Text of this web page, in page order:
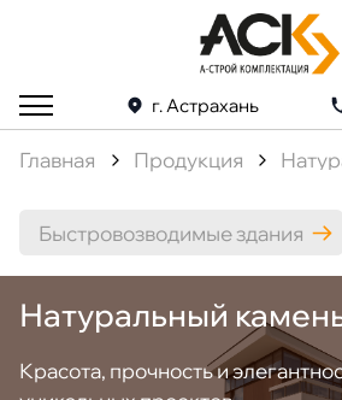
г. Астрахань
Главная Продукция
Быстровозводимые здания
Натуральный
Красота, прочность и